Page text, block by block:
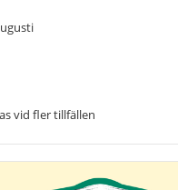
vid fler tillfällen